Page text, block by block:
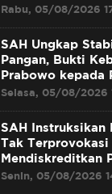
Rabu, 05/08/2026
SAH Ungkap
Pangan, Bukti
Prabowo kepada
Selasa, 05/08/2026
SAH Instruksikan
Tak Terprovokasi
Mendiskreditkan
Senin, 05/08/2026